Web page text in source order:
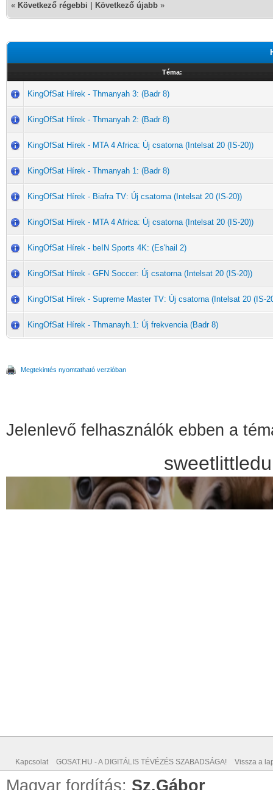
« Következő régebbi Következő újabb »
Téma:
KingOfSat Hírek - Thmanyah 3: (Badr 8)
KingOfSat Hírek - Thmanyah 2: (Badr 8)
KingOfSat Hírek - MTA 4 Africa: Új csatorna (Intelsat 20 (IS-20))
KingOfSat Hírek - Thmanyah 1: (Badr 8)
KingOfSat Hírek - Biafra TV: Új csatorna (Intelsat 20 (IS-20))
KingOfSat Hírek - MTA 4 Africa: Új csatorna (Intelsat 20 (IS-20))
KingOfSat Hírek - beIN Sports 4K: (Es'hail 2)
KingOfSat Hírek - GFN Soccer: Új csatorna (Intelsat 20 (IS-20))
KingOfSat Hírek - Supreme Master TV: Új csatorna (Intelsat 20 (IS-
KingOfSat Hírek - Thmanayh.1: Új frekvencia (Badr 8)
Megtekintés nyomtatható verzióban
Jelenlevő felhasználók ebben a
Kapcsolat GOSAT.HU - A DIGITÁLIS TÉVÉZÉS SZABADSÁGA! Vissza a
Magyar fordítás: Sz.Gábor